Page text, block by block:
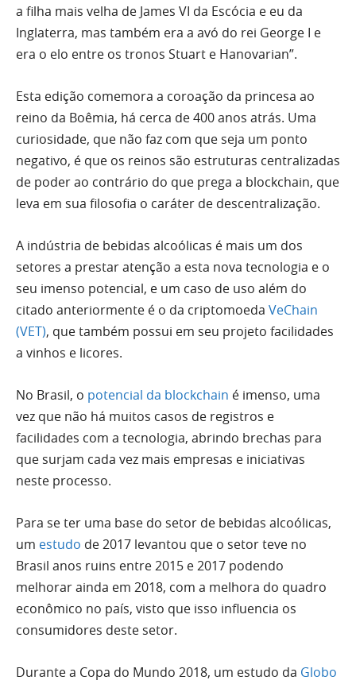
a filha mais velha de James VI da Escócia e eu da
Inglaterra, mas também era a avó do rei George I e
era o elo entre os tronos Stuart e Hanovarian”.
Esta edição comemora a coroação da princesa ao
reino da Boêmia, há cerca de 400 anos atrás. Uma
curiosidade, que não faz com que seja um ponto
negativo, é que os reinos são estruturas centralizadas
de poder ao contrário do que prega a blockchain, que
leva em sua filosofia o caráter de descentralização.
A indústria de bebidas alcoólicas é mais um dos
setores a prestar atenção a esta nova tecnologia e o
seu imenso potencial, e um caso de uso além do
citado anteriormente é o da criptomoeda VeChain
(VET), que também possui em seu projeto facilidades
a vinhos e licores.
No Brasil, o potencial da blockchain é imenso, uma
vez que não há muitos casos de registros e
facilidades com a tecnologia, abrindo brechas para
que surjam cada vez mais empresas e iniciativas
neste processo.
Para se ter uma base do setor de bebidas alcoólicas,
um estudo de 2017 levantou que o setor teve no
Brasil anos ruins entre 2015 e 2017 podendo
melhorar ainda em 2018, com a melhora do quadro
econômico no país, visto que isso influencia os
consumidores deste setor.
Durante a Copa do Mundo 2018, um estudo da Globo